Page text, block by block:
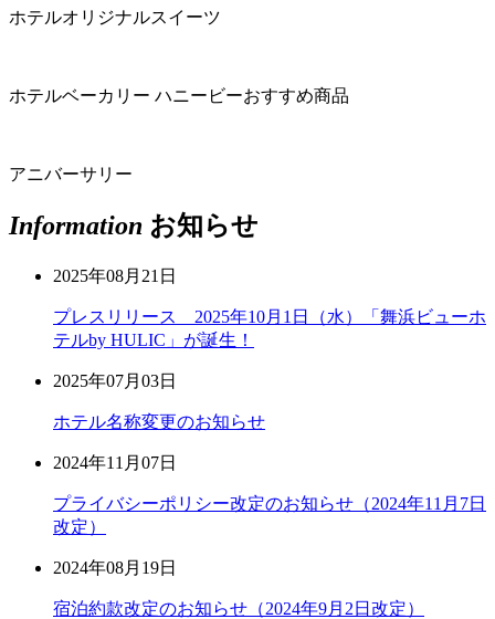
ホテルオリジナルスイーツ
ホテルベーカリー ハニービーおすすめ商品
アニバーサリー
Information お知らせ
2025年08月21日
プレスリリース 2025年10月1日（水）「舞浜ビューホ
テルby HULIC」が誕生！
2025年07月03日
ホテル名称変更のお知らせ
2024年11月07日
プライバシーポリシー改定のお知らせ（2024年11月7日
改定）
2024年08月19日
宿泊約款改定のお知らせ（2024年9月2日改定）